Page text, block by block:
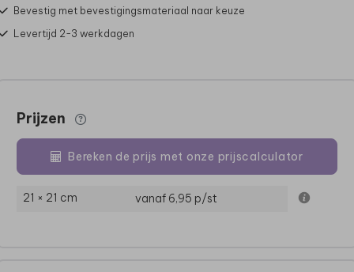
Bevestig met bevestigingsmateriaal naar keuze
Levertijd 2-3 werkdagen
Prijzen
Bereken de prijs met onze prijscalculator
21 × 21 cm vanaf 6,95 p/st